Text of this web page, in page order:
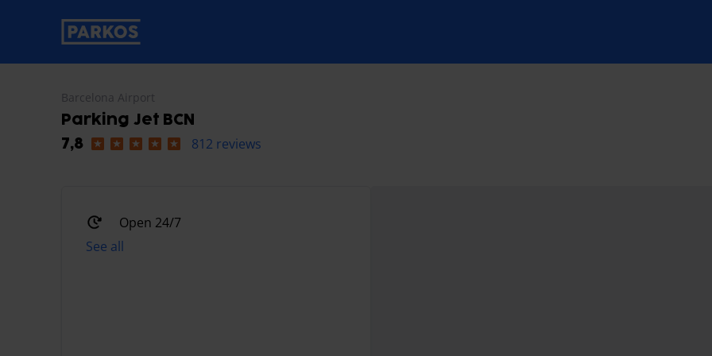
primary-navigation-label
Barcelona Airport
Parking Jet BCN
7,8
812 reviews
Open 24/7
See all